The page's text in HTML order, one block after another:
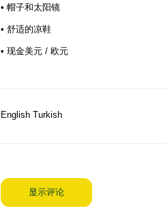
• 帽子和太阳镜
• 舒适的凉鞋
• 现金美元 / 欧元
English Turkish
显示评论